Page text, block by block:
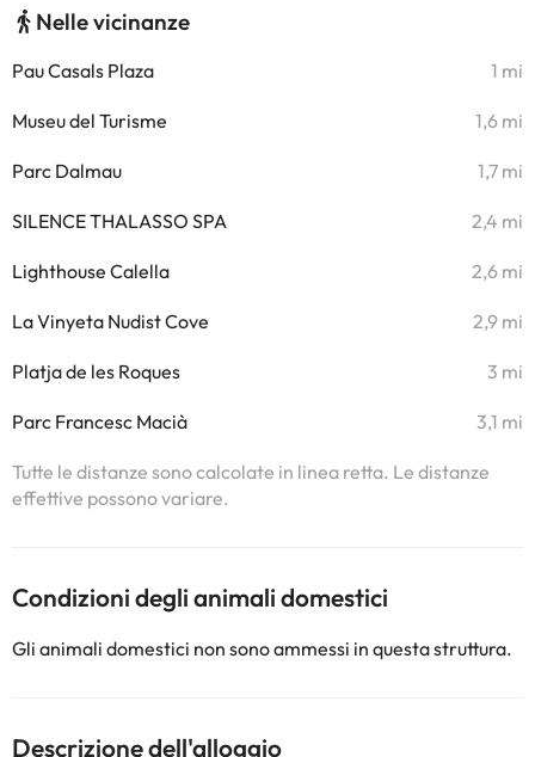
Nelle vicinanze
Pau Casals Plaza 1 mi
Museu del Turisme 1,6 mi
Parc Dalmau 1,7 mi
SILENCE THALASSO SPA 2,4 mi
Lighthouse Calella 2,6 mi
La Vinyeta Nudist Cove 2,9 mi
Platja de les Roques 3 mi
Parc Francesc Macià 3,1 mi
Tutte le distanze sono calcolate in linea retta. Le distanze
effettive possono variare.
Condizioni degli animali domestici
Gli animali domestici non sono ammessi in questa struttura.
Descrizione dell'alloggio